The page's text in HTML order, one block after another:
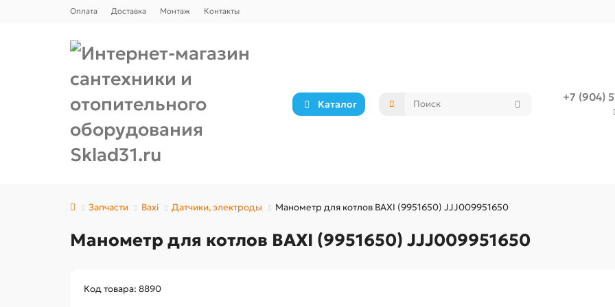
Оплата Доставка Монтаж Контакты
Каталог
+7 (904)
Запчасти Baxi Датчики, электроды Манометр для котлов BAXI (9951650) JJJ009951650
Манометр для котлов BAXI (9951650) JJJ009951650
Код товара: 8890